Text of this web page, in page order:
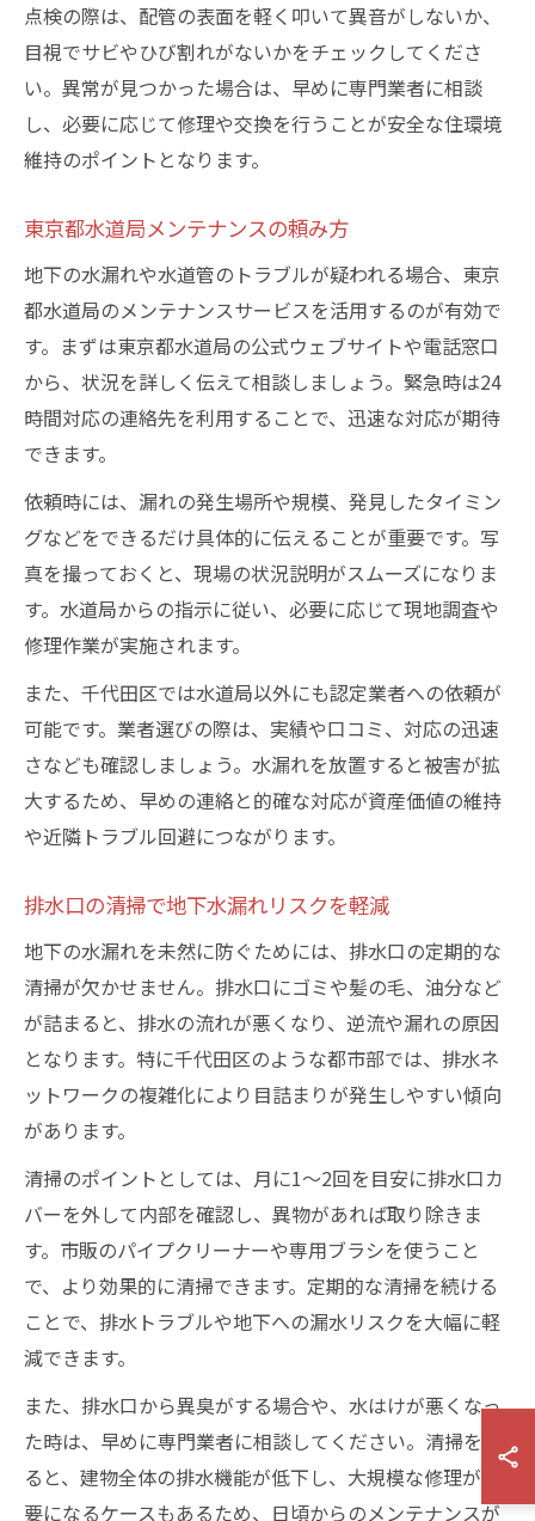
点検の際は、配管の表面を軽く叩いて異音がしないか、
目視でサビやひび割れがないかをチェックしてくださ
い。異常が見つかった場合は、早めに専門業者に相談
し、必要に応じて修理や交換を行うことが安全な住環境
維持のポイントとなります。
東京都水道局メンテナンスの頼み方
地下の水漏れや水道管のトラブルが疑われる場合、東京
都水道局のメンテナンスサービスを活用するのが有効で
す。まずは東京都水道局の公式ウェブサイトや電話窓口
から、状況を詳しく伝えて相談しましょう。緊急時は24
時間対応の連絡先を利用することで、迅速な対応が期待
できます。
依頼時には、漏れの発生場所や規模、発見したタイミン
グなどをできるだけ具体的に伝えることが重要です。写
真を撮っておくと、現場の状況説明がスムーズになりま
す。水道局からの指示に従い、必要に応じて現地調査や
修理作業が実施されます。
また、千代田区では水道局以外にも認定業者への依頼が
可能です。業者選びの際は、実績や口コミ、対応の迅速
さなども確認しましょう。水漏れを放置すると被害が拡
大するため、早めの連絡と的確な対応が資産価値の維持
や近隣トラブル回避につながります。
排水口の清掃で地下水漏れリスクを軽減
地下の水漏れを未然に防ぐためには、排水口の定期的な
清掃が欠かせません。排水口にゴミや髪の毛、油分など
が詰まると、排水の流れが悪くなり、逆流や漏れの原因
となります。特に千代田区のような都市部では、排水ネ
ットワークの複雑化により目詰まりが発生しやすい傾向
があります。
清掃のポイントとしては、月に1〜2回を目安に排水口カ
バーを外して内部を確認し、異物があれば取り除きま
す。市販のパイプクリーナーや専用ブラシを使うこと
で、より効果的に清掃できます。定期的な清掃を続ける
ことで、排水トラブルや地下への漏水リスクを大幅に軽
減できます。
また、排水口から異臭がする場合や、水はけが悪くなっ
た時は、早めに専門業者に相談してください。清掃を怠
ると、建物全体の排水機能が低下し、大規模な修理が必
要になるケースもあるため、日頃からのメンテナンスが